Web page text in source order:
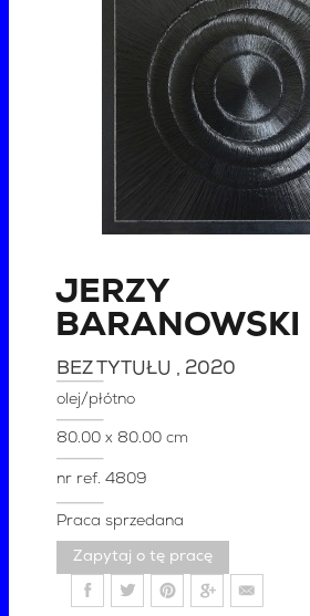
JERZY
BARANOWSKI
BEZ TYTUŁU , 2020
olej/płótno
80.00 x 80.00 cm
nr ref.4809
Praca sprzedana
Zapytaj o tę pracę